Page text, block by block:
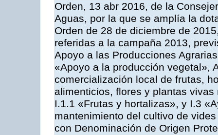
Orden, 13 abr 2016, de la
Aguas, por la que se amplía la
Orden de 28 de diciembre de
referidas a la campaña 2013,
Apoyo a las Producciones
«Apoyo a la producción vegetal»,
comercialización local de frutas,
alimenticios, flores y plantas
I.1.1 «Frutas y hortalizas», y I.3
mantenimiento del cultivo de
con Denominación de Origen